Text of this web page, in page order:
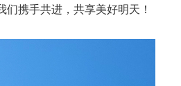
们携手共进，共享美好明天！